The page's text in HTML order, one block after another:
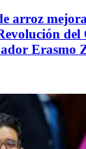
arroz
del
Erasmo